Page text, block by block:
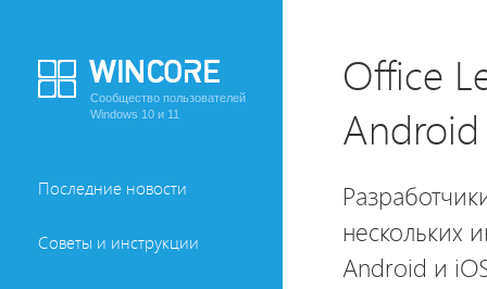
Сообщество пользователей
Windows 10 и 11
Последние новости
Советы и инструкции
Office
нескольких
Android и